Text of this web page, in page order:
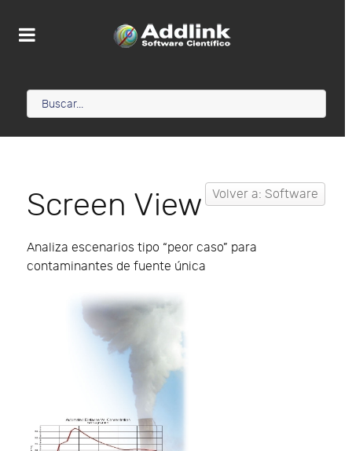
Volver a: Software
Screen View
Analiza escenarios tipo “peor caso” para
contaminantes de fuente única